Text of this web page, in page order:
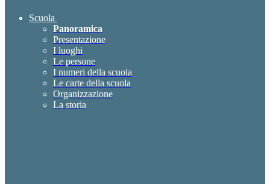
Scuola
Panoramica
Presentazione
I luoghi
Le persone
I numeri della scuola
Le carte della scuola
Organizzazione
La storia